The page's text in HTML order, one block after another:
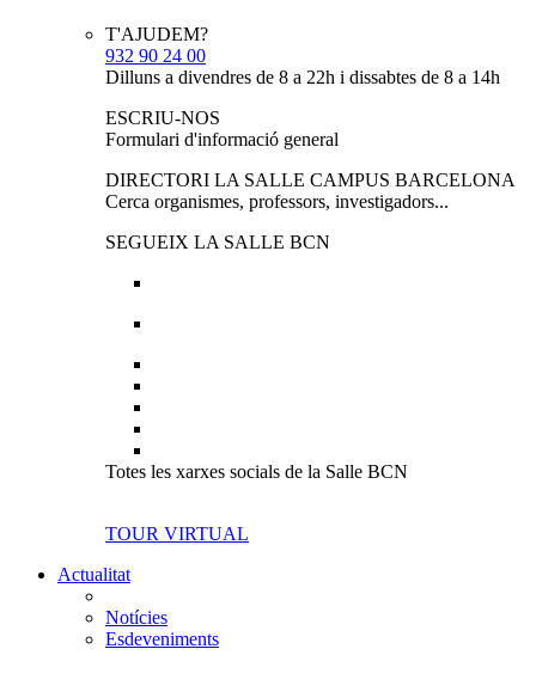
T'AJUDEM?
932 90 24 00
Dilluns a divendres de 8 a 22h i dissabtes de 8 a 14h
ESCRIU-NOS
Formulari d'informació general
DIRECTORI LA SALLE CAMPUS BARCELONA
Cerca organismes, professors, investigadors...
SEGUEIX LA SALLE BCN
Totes les xarxes socials de la Salle BCN
TOUR VIRTUAL
Actualitat
Notícies
Esdeveniments